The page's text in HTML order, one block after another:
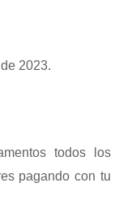
2023.
todos los
pagando con tu